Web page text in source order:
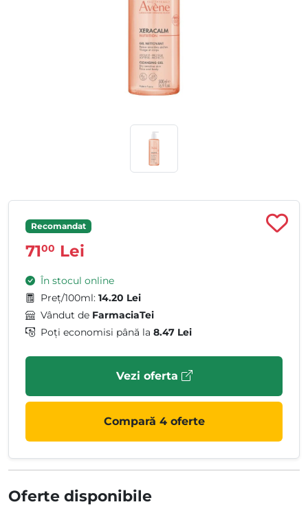
Recomandat
7100 Lei
În stocul online
Preț/100ml: 14.20 Lei
Vândut de FarmaciaTei
Poți economisi până la 8.47 Lei
Vezi oferta
Compară 4 oferte
Oferte disponibile